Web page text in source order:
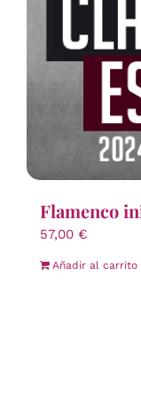
Flamenco
57,00 €
Añadir al carrito